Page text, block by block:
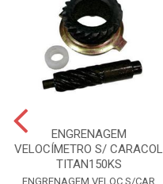
ENGRENAGEM
VELOCÍMETRO S/ CARACOL
TITAN150KS
ENGRENAGEM VELOC S/CAR